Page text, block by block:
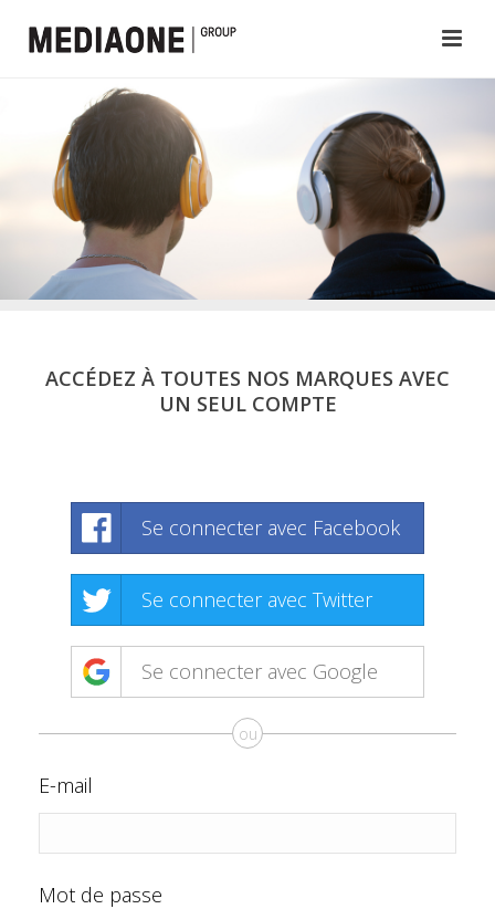
ACCÉDEZ À TOUTES NOS MARQUES AVEC
UN SEUL COMPTE
Se connecter avec Facebook
Se connecter avec Twitter
Se connecter avec Google
ou
E-mail
Mot de passe